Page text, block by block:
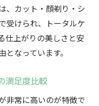
、カット・顏剃り・シ
受けられ、トータルケ
仕上がりの美しさと安
なっています。
満足度比較
非常に高いのが特徴で